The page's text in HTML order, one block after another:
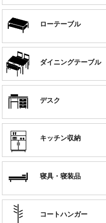
ローテーブル
ダイニングテーブル
デスク
キッチン収納
寝具・寝装品
コートハンガー